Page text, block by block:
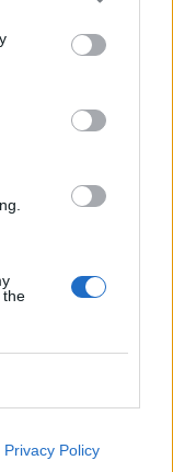
the
Privacy Policy
Χαλκηδόνα